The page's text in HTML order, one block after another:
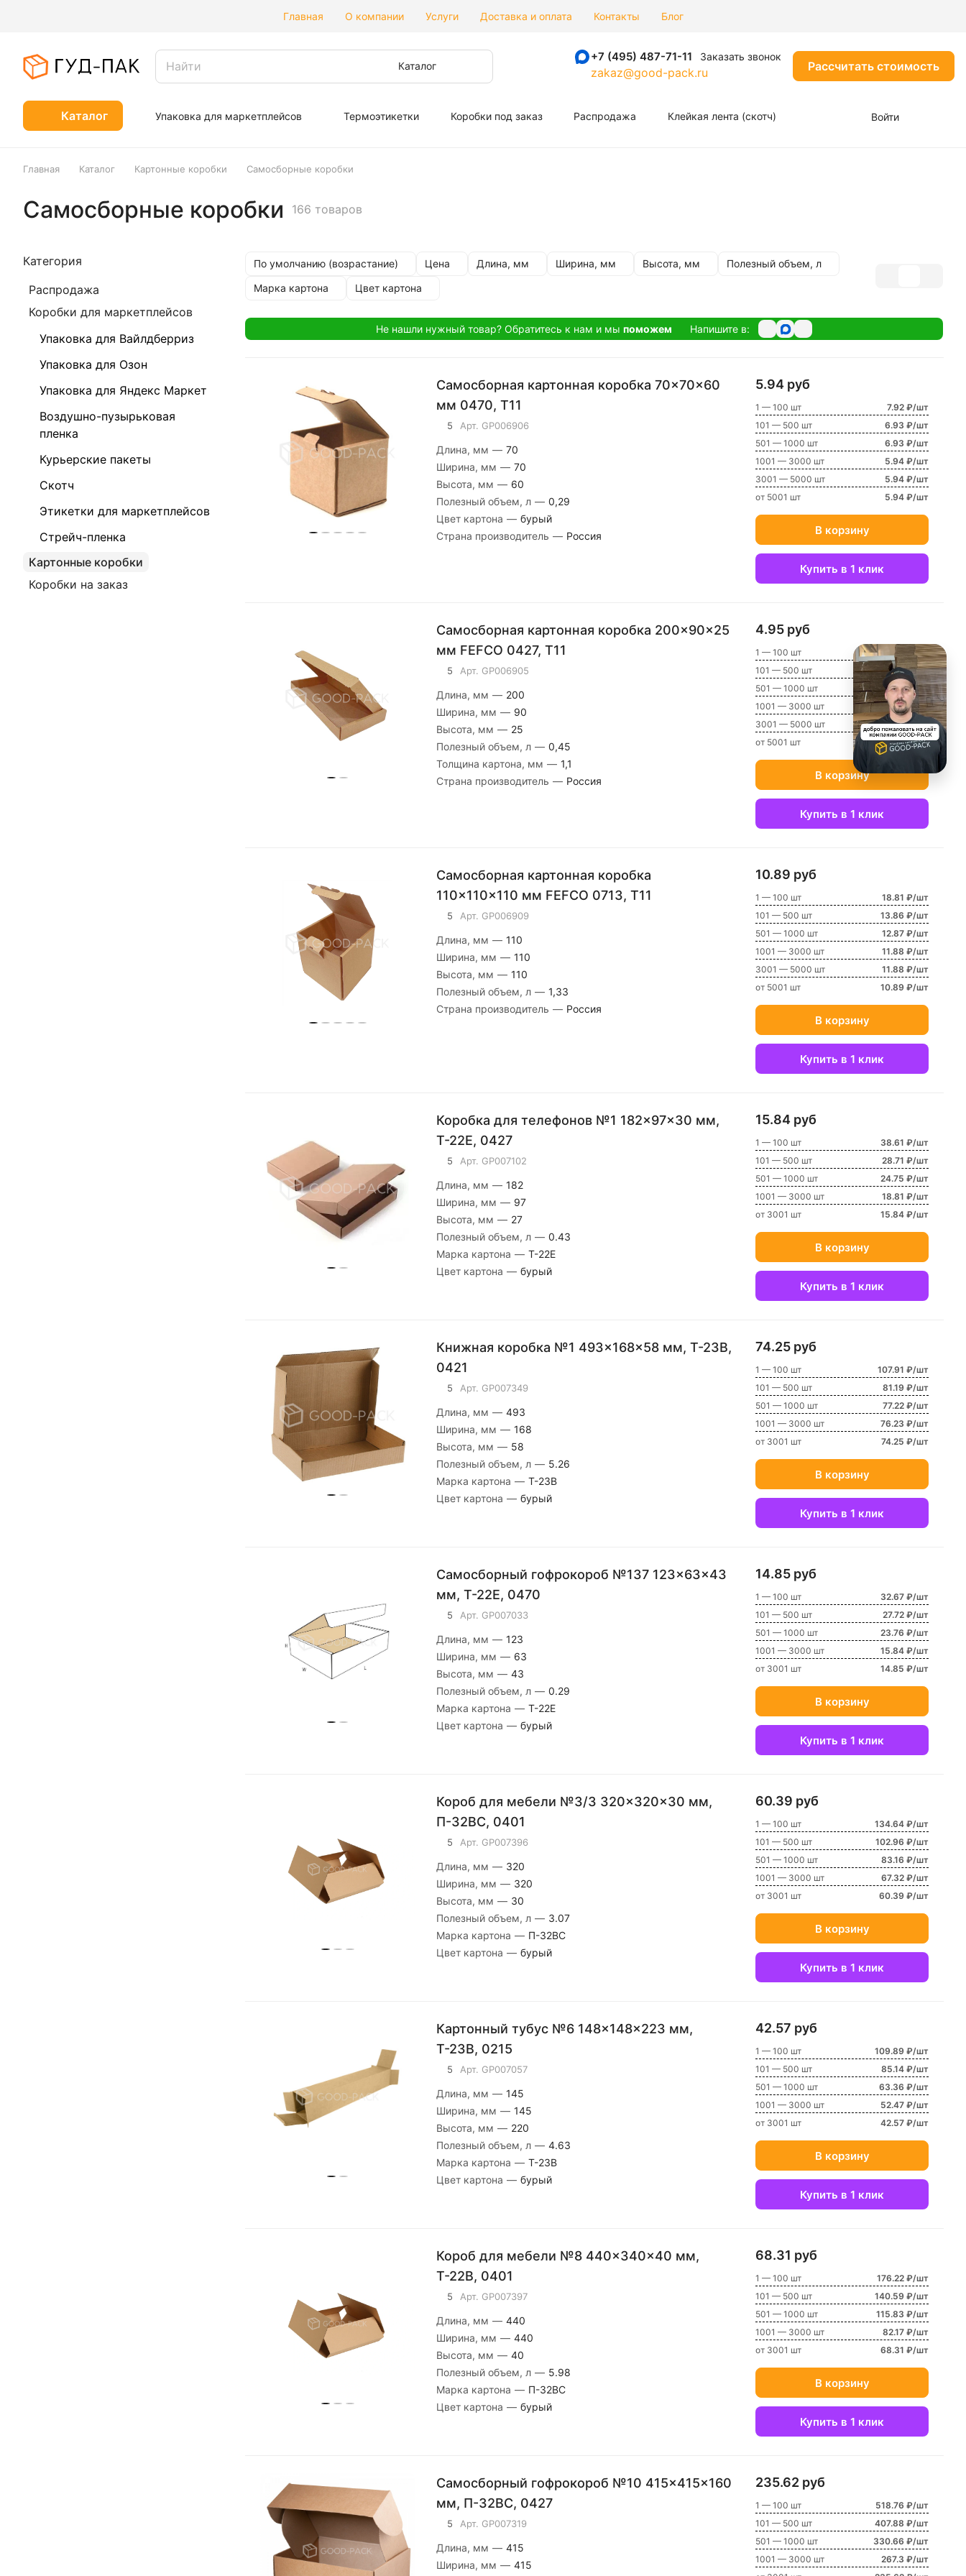
Главная О компании Услуги Доставка и оплата Контакты Блог
Каталог
+7 (495) 487-71-11 Заказать звонок
zakaz@good-pack.ru Рассчитать стоимость
Каталог Упаковка для маркетплейсов Термоэтикетки Коробки под заказ Распродажа Клейкая лента (скотч) Войти
Главная Каталог Картонные коробки Самосборные коробки
Самосборные коробки 166 товаров
По умолчанию (возрастание) Цена Длина, мм Ширина, мм Высота, мм
Полезный объем, л
Марка картона
Цвет картона
Не нашли нужный товар? Обратитесь к нам и мы поможем Напишите в:
Самосборная картонная коробка 70x70x60
мм 0470, Т11
5 Арт. GP006906
Длина, мм — 70
Ширина, мм — 70
Высота, мм — 60
Полезный объем, л — 0,29
Цвет картона — бурый
Страна производитель — Россия
5.94 руб
1 — 100 шт
7.92 ₽/шт
101 — 500 шт
6.93 ₽/шт
501 — 1000 шт
6.93 ₽/шт
1001 — 3000 шт
5.94 ₽/шт
3001 — 5000 шт
5.94 ₽/шт
от 5001 шт
5.94 ₽/шт
В корзину
Купить в 1 клик
Самосборная картонная коробка 200x90x25
мм FEFCO 0427, Т11
5 Арт. GP006905
Длина, мм — 200
Ширина, мм — 90
Высота, мм — 25
Полезный объем, л — 0,45
Толщина картона, мм — 1,1
Страна производитель — Россия
4.95 руб
1 — 100 шт
9.9 ₽/шт
101 — 500 шт
8.91 ₽/шт
501 — 1000 шт
7.92 ₽/шт
1001 — 3000 шт
7.92 ₽/шт
3001 — 5000 шт
6.93 ₽/шт
от 5001 шт
4.95 ₽/шт
В корзину
Купить в 1 клик
Самосборная картонная коробка
110x110x110 мм FEFCO 0713, Т11
5 Арт. GP006909
Длина, мм — 110
Ширина, мм — 110
Высота, мм — 110
Полезный объем, л — 1,33
Страна производитель — Россия
10.89 руб
1 — 100 шт
18.81 ₽/шт
101 — 500 шт
13.86 ₽/шт
501 — 1000 шт
12.87 ₽/шт
1001 — 3000 шт
11.88 ₽/шт
3001 — 5000 шт
11.88 ₽/шт
от 5001 шт
10.89 ₽/шт
В корзину
Купить в 1 клик
Коробка для телефонов №1 182x97x30 мм,
Т-22E, 0427
5 Арт. GP007102
Длина, мм — 182
Ширина, мм — 97
Высота, мм — 27
Полезный объем, л — 0.43
Марка картона — Т-22E
Цвет картона — бурый
15.84 руб
1 — 100 шт
38.61 ₽/шт
101 — 500 шт
28.71 ₽/шт
501 — 1000 шт
24.75 ₽/шт
1001 — 3000 шт
18.81 ₽/шт
от 3001 шт
15.84 ₽/шт
В корзину
Купить в 1 клик
Книжная коробка №1 493x168x58 мм, Т-23В,
0421
5 Арт. GP007349
Длина, мм — 493
Ширина, мм — 168
Высота, мм — 58
Полезный объем, л — 5.26
Марка картона — Т-23В
Цвет картона — бурый
74.25 руб
1 — 100 шт
107.91 ₽/шт
101 — 500 шт
81.19 ₽/шт
501 — 1000 шт
77.22 ₽/шт
1001 — 3000 шт
76.23 ₽/шт
от 3001 шт
74.25 ₽/шт
В корзину
Купить в 1 клик
Самосборный гофрокороб №137 123x63x43
мм, Т-22E, 0470
5 Арт. GP007033
Длина, мм — 123
Ширина, мм — 63
Высота, мм — 43
Полезный объем, л — 0.29
Марка картона — Т-22E
Цвет картона — бурый
14.85 руб
1 — 100 шт
32.67 ₽/шт
101 — 500 шт
27.72 ₽/шт
501 — 1000 шт
23.76 ₽/шт
1001 — 3000 шт
15.84 ₽/шт
от 3001 шт
14.85 ₽/шт
В корзину
Купить в 1 клик
Короб для мебели №3/3 320x320x30 мм,
П-32ВС, 0401
5 Арт. GP007396
Длина, мм — 320
Ширина, мм — 320
Высота, мм — 30
Полезный объем, л — 3.07
Марка картона — П-32ВС
Цвет картона — бурый
60.39 руб
1 — 100 шт
134.64 ₽/шт
101 — 500 шт
102.96 ₽/шт
501 — 1000 шт
83.16 ₽/шт
1001 — 3000 шт
67.32 ₽/шт
от 3001 шт
60.39 ₽/шт
В корзину
Купить в 1 клик
Картонный тубус №6 148x148x223 мм,
Т-23В, 0215
5 Арт. GP007057
Длина, мм — 145
Ширина, мм — 145
Высота, мм — 220
Полезный объем, л — 4.63
Марка картона — Т-23В
Цвет картона — бурый
42.57 руб
1 — 100 шт
109.89 ₽/шт
101 — 500 шт
85.14 ₽/шт
501 — 1000 шт
63.36 ₽/шт
1001 — 3000 шт
52.47 ₽/шт
от 3001 шт
42.57 ₽/шт
В корзину
Купить в 1 клик
Короб для мебели №8 440x340x40 мм,
Т-22В, 0401
5 Арт. GP007397
Длина, мм — 440
Ширина, мм — 440
Высота, мм — 40
Полезный объем, л — 5.98
Марка картона — П-32ВС
Цвет картона — бурый
68.31 руб
1 — 100 шт
176.22 ₽/шт
101 — 500 шт
140.59 ₽/шт
501 — 1000 шт
115.83 ₽/шт
1001 — 3000 шт
82.17 ₽/шт
от 3001 шт
68.31 ₽/шт
В корзину
Купить в 1 клик
Самосборный гофрокороб №10 415x415x160
мм, П-32ВС, 0427
5 Арт. GP007319
Длина, мм — 415
Ширина, мм — 415
235.62 руб
1 — 100 шт
518.76 ₽/шт
101 — 500 шт
407.88 ₽/шт
501 — 1000 шт
330.66 ₽/шт
1001 — 3000 шт
267.3 ₽/шт
Категория
Распродажа
Коробки для маркетплейсов
Упаковка для Вайлдберриз
Упаковка для Озон
Упаковка для Яндекс Маркет
Воздушно-пузырьковая
пленка
Курьерские пакеты
Скотч
Этикетки для маркетплейсов
Стрейч-пленка
Картонные коробки
Коробки на заказ